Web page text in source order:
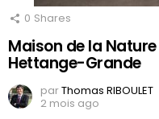
0 Shares
Maison de la
Hettange-Grande
parThomas RIBOULET
2 mois ago